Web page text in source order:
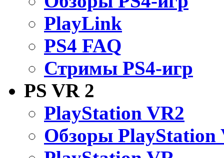
PlayLink
PS4 FAQ
Стримы PS4-игр
PS VR 2
PlayStation VR2
Обзоры PlayStation